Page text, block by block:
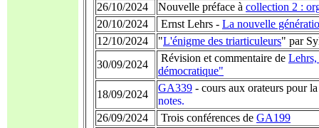
26/10/2024
Nouvelle préface à collection 2 :
20/10/2024
Ernst Lehrs - La nouvelle
12/10/2024
"L'énigme des triarticuleurs" par
30/09/2024
Révision et commentaire de
démocratique"
18/09/2024
GA339 - cours aux orateurs pour
notes.
26/09/2024
Trois conférences de GA199